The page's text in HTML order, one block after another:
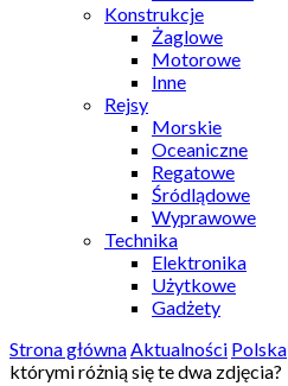
Konstrukcje
Żaglowe
Motorowe
Inne
Rejsy
Morskie
Oceaniczne
Regatowe
Śródlądowe
Wyprawowe
Technika
Elektronika
Użytkowe
Gadżety
Strona głównaAktualności Polska
którymi różnią się te dwa zdjęcia?